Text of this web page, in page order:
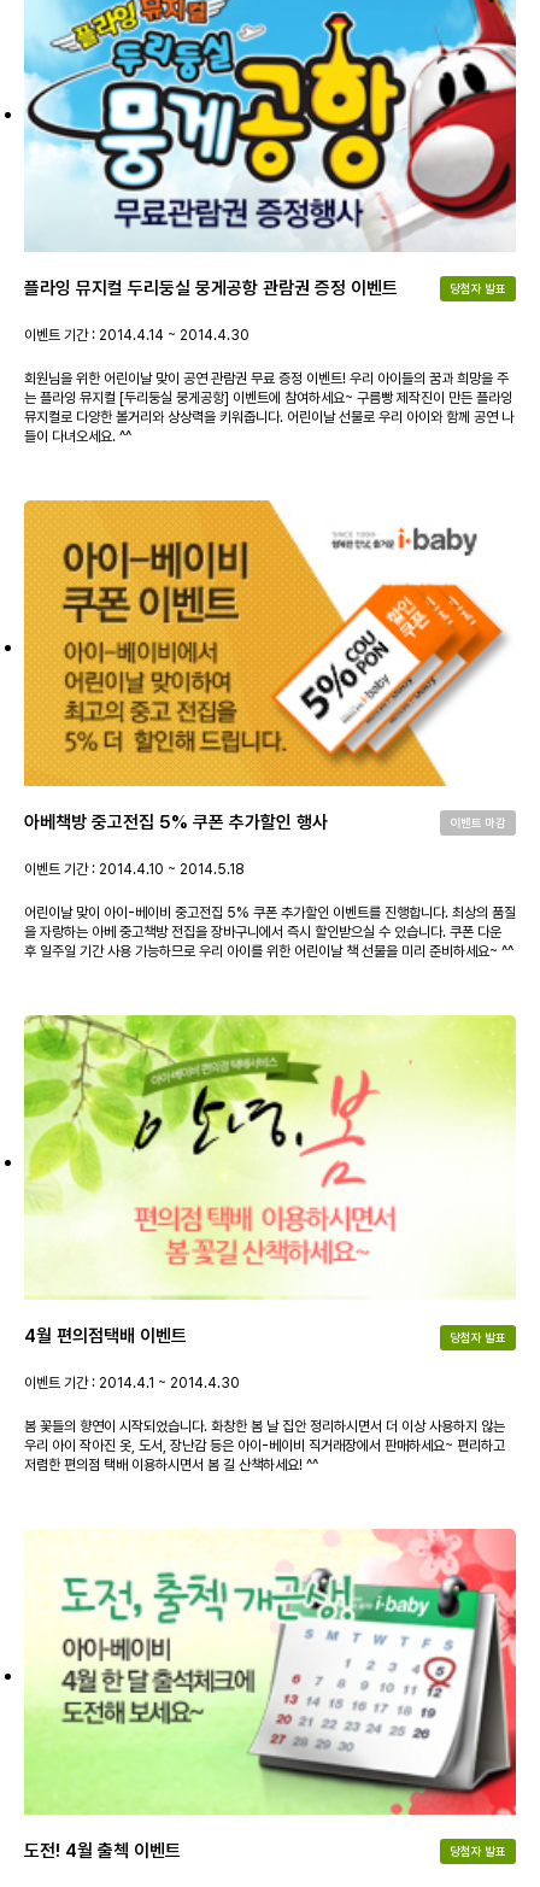
플라잉 뮤지컬 두리둥실 뭉게공항 관람권 증정 이벤트 당첨자 발표
이벤트 기간 : 2014.4.14 ~ 2014.4.30
회원님을 위한 어린이날 맞이 공연 관람권 무료 증정 이벤트! 우리 아이들의 꿈과 희망을 주
는 플라잉 뮤지컬 [두리둥실 뭉게공항] 이벤트에 참여하세요~ 구름빵 제작진이 만든 플라잉
뮤지컬로 다양한 볼거리와 상상력을 키워줍니다. 어린이날 선물로 우리 아이와 함께 공연 나
들이 다녀오세요. ^^
아베책방 중고전집 5% 쿠폰 추가할인 행사 이벤트 마감
이벤트 기간 : 2014.4.10 ~ 2014.5.18
어린이날 맞이 아이-베이비 중고전집 5% 쿠폰 추가할인 이벤트를 진행합니다. 최상의 품질
을 자랑하는 아베 중고책방 전집을 장바구니에서 즉시 할인받으실 수 있습니다. 쿠폰 다운
후 일주일 기간 사용 가능하므로 우리 아이를 위한 어린이날 책 선물을 미리 준비하세요~ ^^
4월 편의점택배 이벤트 당첨자 발표
이벤트 기간 : 2014.4.1 ~ 2014.4.30
봄 꽃들의 향연이 시작되었습니다. 화창한 봄 날 집안 정리하시면서 더 이상 사용하지 않는
우리 아이 작아진 옷, 도서, 장난감 등은 아이-베이비 직거래장에서 판매하세요~ 편리하고
저렴한 편의점 택배 이용하시면서 봄 길 산책하세요! ^^
도전! 4월 출첵 이벤트 당첨자 발표